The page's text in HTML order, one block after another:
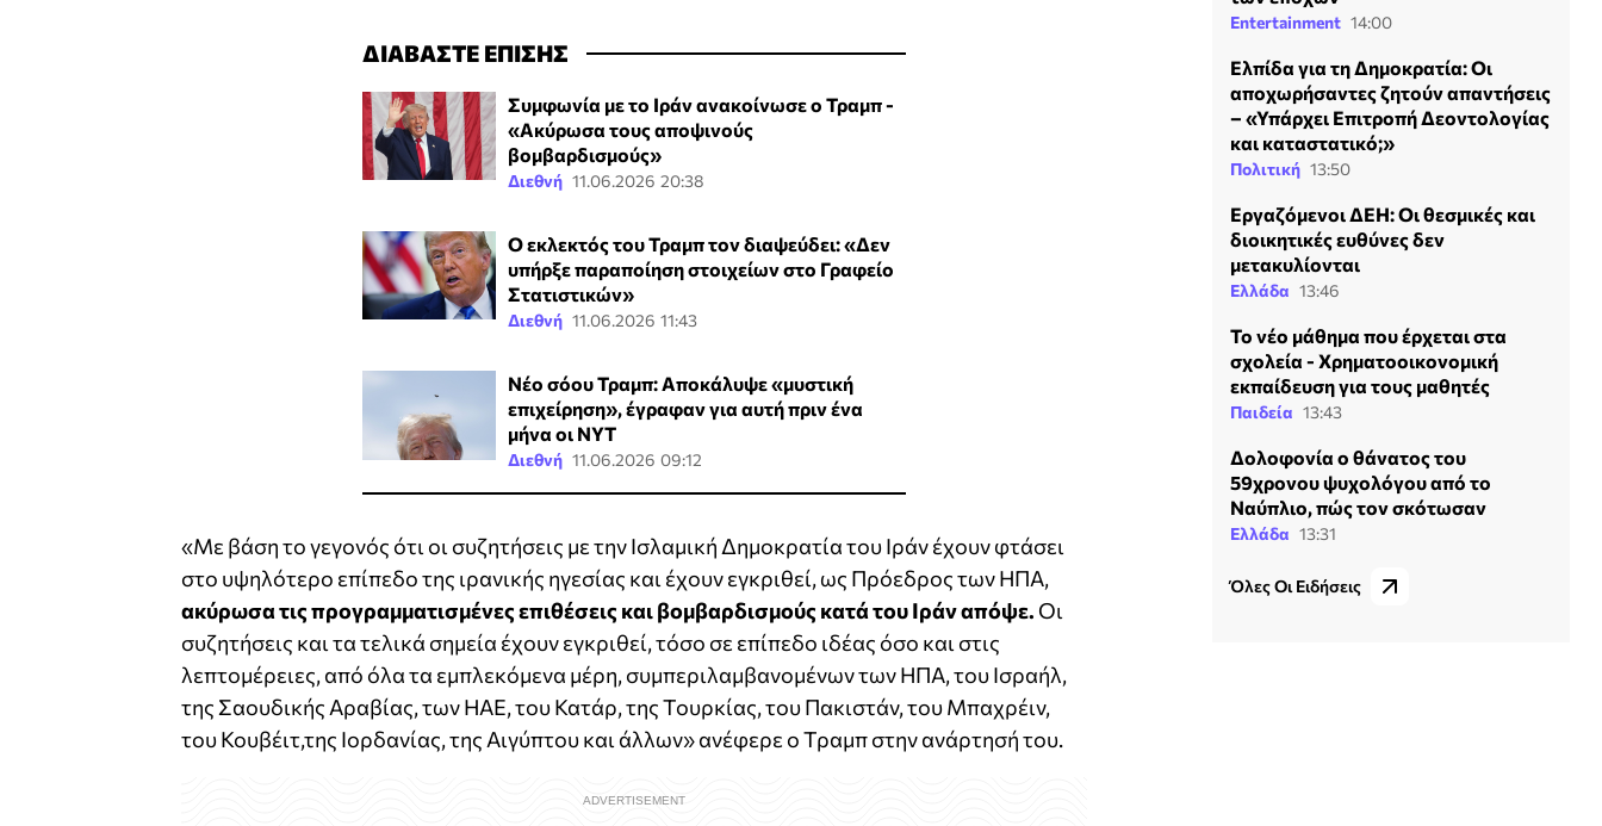
ΔΙΑΒΑΣΤΕ ΕΠΙΣΗΣ
Συμφωνία με το Ιράν ανακοίνωσε ο Τραμπ -
«Ακύρωσα τους αποψινούς
βομβαρδισμούς»
Διεθνή 11.06.2026 20:38
Ο εκλεκτός του Τραμπ τον διαψεύδει: «Δεν
υπήρξε παραποίηση στοιχείων στο Γραφείο
Στατιστικών»
Διεθνή 11.06.2026 11:43
Νέο σόου Τραμπ: Αποκάλυψε «μυστική
επιχείρηση», έγραφαν για αυτή πριν ένα
μήνα οι NYT
Διεθνή 11.06.2026 09:12
«Με βάση το γεγονός ότι οι συζητήσεις με την Ισλαμική Δημοκρατία του Ιράν έχουν φτάσει
στο υψηλότερο επίπεδο της ιρανικής ηγεσίας και έχουν εγκριθεί, ως Πρόεδρος των ΗΠΑ,
ακύρωσα τις προγραμματισμένες επιθέσεις και βομβαρδισμούς κατά του Ιράν απόψε. Οι
συζητήσεις και τα τελικά σημεία έχουν εγκριθεί, τόσο σε επίπεδο ιδέας όσο και στις
λεπτομέρειες, από όλα τα εμπλεκόμενα μέρη, συμπεριλαμβανομένων των ΗΠΑ, του Ισραήλ,
της Σαουδικής Αραβίας, των ΗΑΕ, του Κατάρ, της Τουρκίας, του Πακιστάν, του Μπαχρέιν,
του Κουβέιτ,της Ιορδανίας, της Αιγύπτου και άλλων» ανέφερε ο Τραμπ στην ανάρτησή του.
Entertainment 14:00
Ελπίδα για τη Δημοκρατία: Οι
αποχωρήσαντες ζητούν απαντήσεις
– «Υπάρχει Επιτροπή Δεοντολογίας
και καταστατικό;»
Πολιτική 13:50
Εργαζόμενοι ΔΕΗ: Οι θεσμικές και
διοικητικές ευθύνες δεν
μετακυλίονται
Ελλάδα 13:46
Το νέο μάθημα που έρχεται στα
σχολεία - Χρηματοοικονομική
εκπαίδευση για τους μαθητές
Παιδεία 13:43
Δολοφονία ο θάνατος του
59χρονου ψυχολόγου από το
Ναύπλιο, πώς τον σκότωσαν
Ελλάδα 13:31
Όλες Οι Ειδήσεις